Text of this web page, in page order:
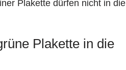
Plakette dürfen nicht in die
Plakette in die